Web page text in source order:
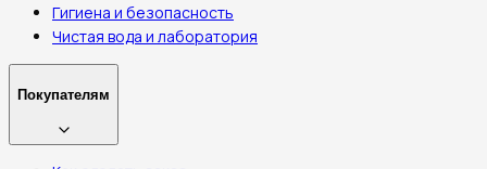
Гигиена и безопасность
Чистая вода и лаборатория
Покупателям